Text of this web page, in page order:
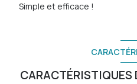
Simple et efficace !
CARACTÉRISTIQUES